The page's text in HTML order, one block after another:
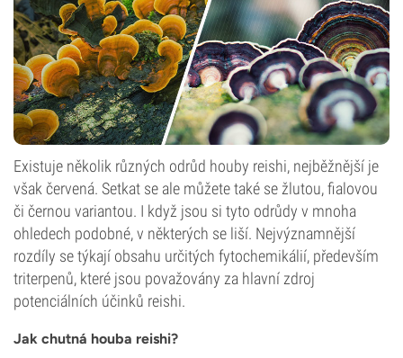
Existuje několik různých odrůd houby reishi, nejběžnější je
však červená. Setkat se ale můžete také se žlutou, fialovou
či černou variantou. I když jsou si tyto odrůdy v mnoha
ohledech podobné, v některých se liší. Nejvýznamnější
rozdíly se týkají obsahu určitých fytochemikálií, především
triterpenů, které jsou považovány za hlavní zdroj
potenciálních účinků reishi.
Jak chutná houba reishi?